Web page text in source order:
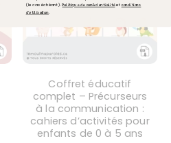
Coffret éducatif
complet – Précurseurs
à la communication :
cahiers d’activités pour
enfants de 0 à 5 ans
(le cas échéant).Politique de confidentialitéet conditions
d'utilisation.